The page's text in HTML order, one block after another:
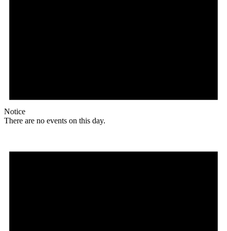
Notice
There are no events on this day.